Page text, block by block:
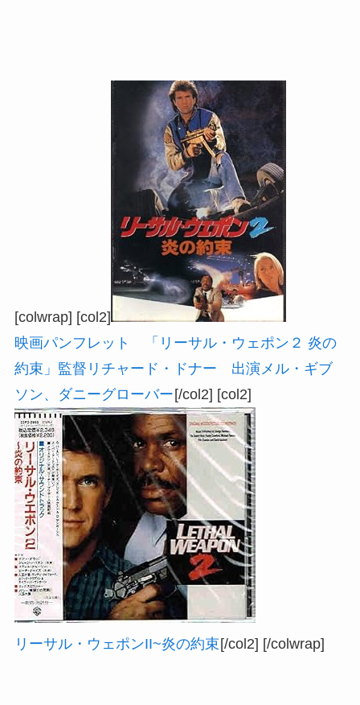
[colwrap] [col2]
映画パンフレット 「リーサル・ウェポン２ 炎の
約束」監督リチャード・ドナー 出演メル・ギブ
ソン、ダニーグローバー [/col2] [col2]
リーサル・ウェポンII~炎の約束 [/col2] [/colwrap]